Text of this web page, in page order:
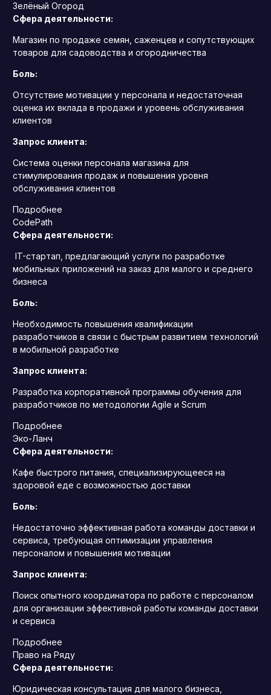
Зелёный Огород
Сфера деятельности:
Магазин по продаже семян, саженцев и сопутствующих
товаров для садоводства и огородничества
Боль:
Отсутствие мотивации у персонала и недостаточная
оценка их вклада в продажи и уровень обслуживания
клиентов
Запрос клиента:
Система оценки персонала магазина для
стимулирования продаж и повышения уровня
обслуживания клиентов
Подробнее
CodePath
Сфера деятельности:
IT-стартап, предлагающий услуги по разработке
мобильных приложений на заказ для малого и среднего
бизнеса
Боль:
Необходимость повышения квалификации
разработчиков в связи с быстрым развитием технологий
в мобильной разработке
Запрос клиента:
Разработка корпоративной программы обучения для
разработчиков по методологии Agile и Scrum
Подробнее
Эко-Ланч
Сфера деятельности:
Кафе быстрого питания, специализирующееся на
здоровой еде с возможностью доставки
Боль:
Недостаточно эффективная работа команды доставки и
сервиса, требующая оптимизации управления
персоналом и повышения мотивации
Запрос клиента:
Поиск опытного координатора по работе с персоналом
для организации эффективной работы команды доставки
и сервиса
Подробнее
Право на Ряду
Сфера деятельности:
Юридическая консультация для малого бизнеса,